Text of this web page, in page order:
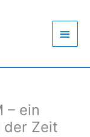
– ein
der Zeit